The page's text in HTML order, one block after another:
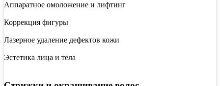
Аппаратное омоложение и лифтинг
Коррекция фигуры
Лазерное удаление дефектов кожи
Эстетика лица и тела